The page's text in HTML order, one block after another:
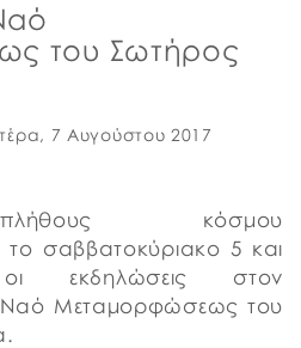
του Σωτήρος
7 Αυγούστου 2017
κόσμου
σαββατοκύριακο 5 και
εκδηλώσεις στον
Ναό Μεταμορφώσεως του